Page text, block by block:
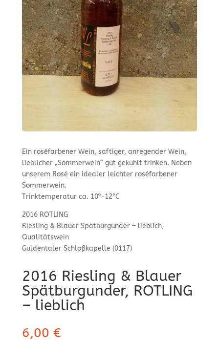
Ein roséfarbener Wein, saftiger, anregender Wein,
lieblicher „Sommerwein“ gut gekühlt trinken. Neben
unserem Rosé ein idealer leichter roséfarbener
Sommerwein.
Trinktemperatur ca. 10⁰-12°C
2016 ROTLING
Riesling & Blauer Spätburgunder – lieblich,
Qualitätswein
Guldentaler Schloßkapelle (0117)
2016 Riesling & Blauer
Spätburgunder, ROTLING
– lieblich
6,00 €